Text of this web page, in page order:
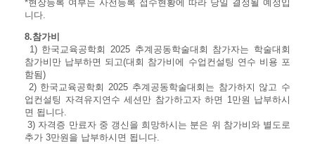
*현장등록 여부는 사전등록 접수현황에 따라 당일 결정될 예정입
니다.
8.참가비
1) 한국교육공학회 2025 추계공동학술대회 참가자는 학술대회
참가비만 납부하면 되고(대회 참가비에 수업컨설팅 연수 비용 포
함됨)
2) 한국교육공학회 2025 추계공동학술대회는 참가하지 않고 수
업컨설팅 자격유지연수 세션만 참가하고자 하면 1만원 납부하시
면 됩니다.
3) 자격증 만료자 중 갱신을 희망하시는 분은 위 참가비와 별도로
추가 3만원을 납부하시면 됩니다.